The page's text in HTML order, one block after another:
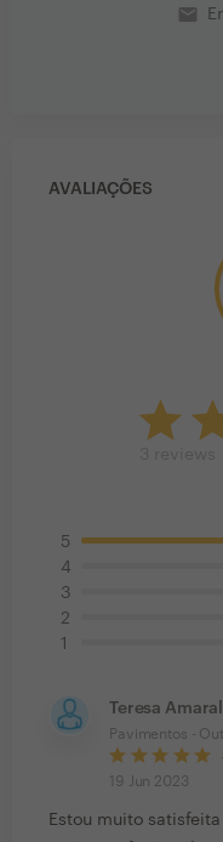
email
AVALIAÇÕES
5
4
3
2
1
Teresa Amaral
Pavimentos -
19 Jun 2023
Estou muito